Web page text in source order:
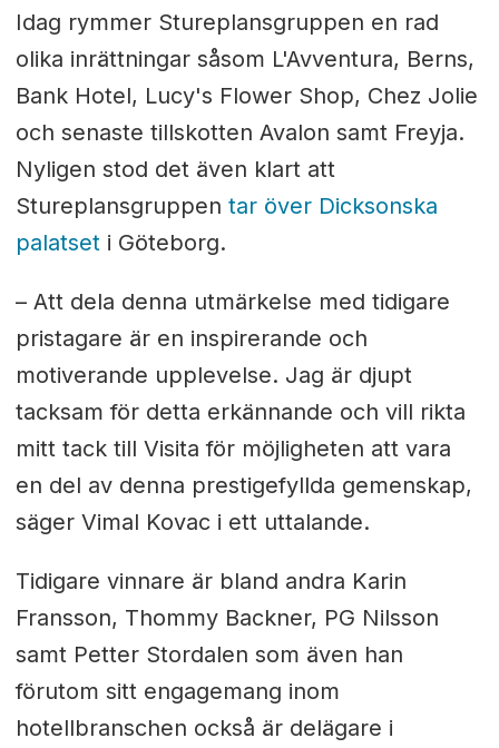
Idag rymmer Stureplansgruppen en rad
olika inrättningar såsom L'Avventura, Berns,
Bank Hotel, Lucy's Flower Shop, Chez Jolie
och senaste tillskotten Avalon samt Freyja.
Nyligen stod det även klart att
Stureplansgruppen tar över Dicksonska
palatseti Göteborg.
– Att dela denna utmärkelse med tidigare
pristagare är en inspirerande och
motiverande upplevelse. Jag är djupt
tacksam för detta erkännande och vill rikta
mitt tack till Visita för möjligheten att vara
en del av denna prestigefyllda gemenskap,
säger Vimal Kovac i ett uttalande.
Tidigare vinnare är bland andra Karin
Fransson, Thommy Backner, PG Nilsson
samt Petter Stordalen som även han
förutom sitt engagemang inom
hotellbranschen också är delägare i